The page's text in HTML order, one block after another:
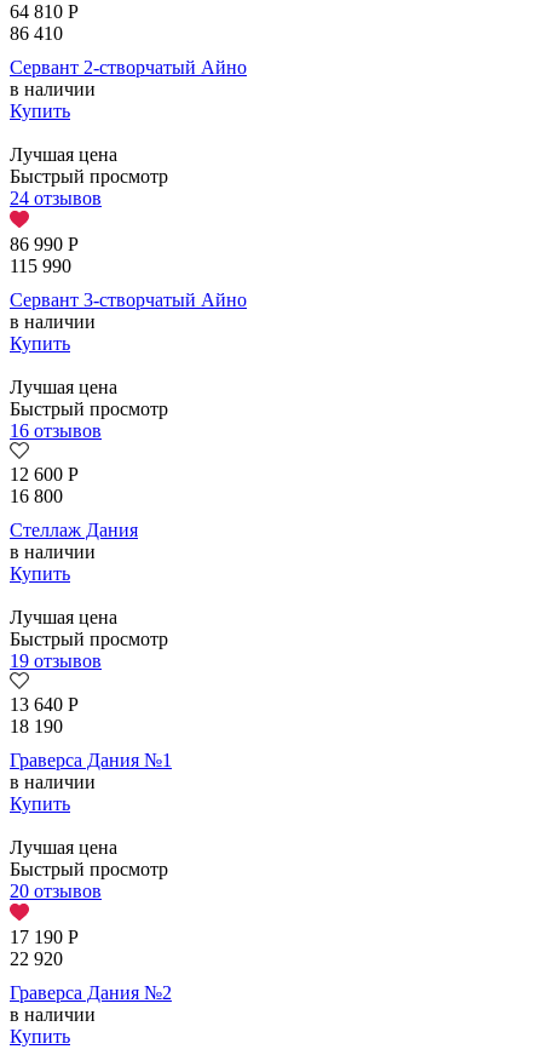
64 810 Р
86 410
Сервант 2-створчатый Айно
в наличии
Купить
Лучшая цена
Быстрый просмотр
24 отзывов
86 990 Р
115 990
Сервант 3-створчатый Айно
в наличии
Купить
Лучшая цена
Быстрый просмотр
16 отзывов
12 600 Р
16 800
Стеллаж Дания
в наличии
Купить
Лучшая цена
Быстрый просмотр
19 отзывов
13 640 Р
18 190
Граверса Дания №1
в наличии
Купить
Лучшая цена
Быстрый просмотр
20 отзывов
17 190 Р
22 920
Граверса Дания №2
в наличии
Купить